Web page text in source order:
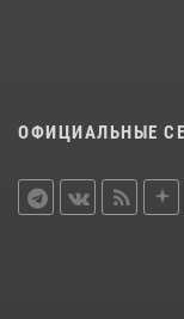
ОФИЦИАЛЬНЫЕ